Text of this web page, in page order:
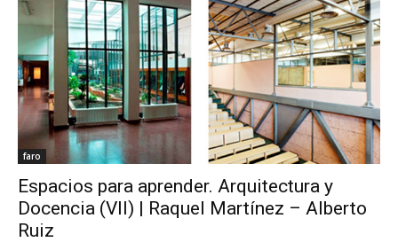
faro
Espacios para aprender. Arquitectura y
Docencia (VII) | Raquel Martínez – Alberto
Ruiz